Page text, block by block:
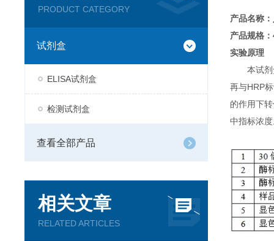
PRODUCT CATEGORY
试剂盒
ELISA试剂盒
检测试剂盒
查看全部产品
相关文章
RELATED ARTICLES
产品名称：
产品规格
实验原理
本试
再与HRP
的作用下
中指标浓